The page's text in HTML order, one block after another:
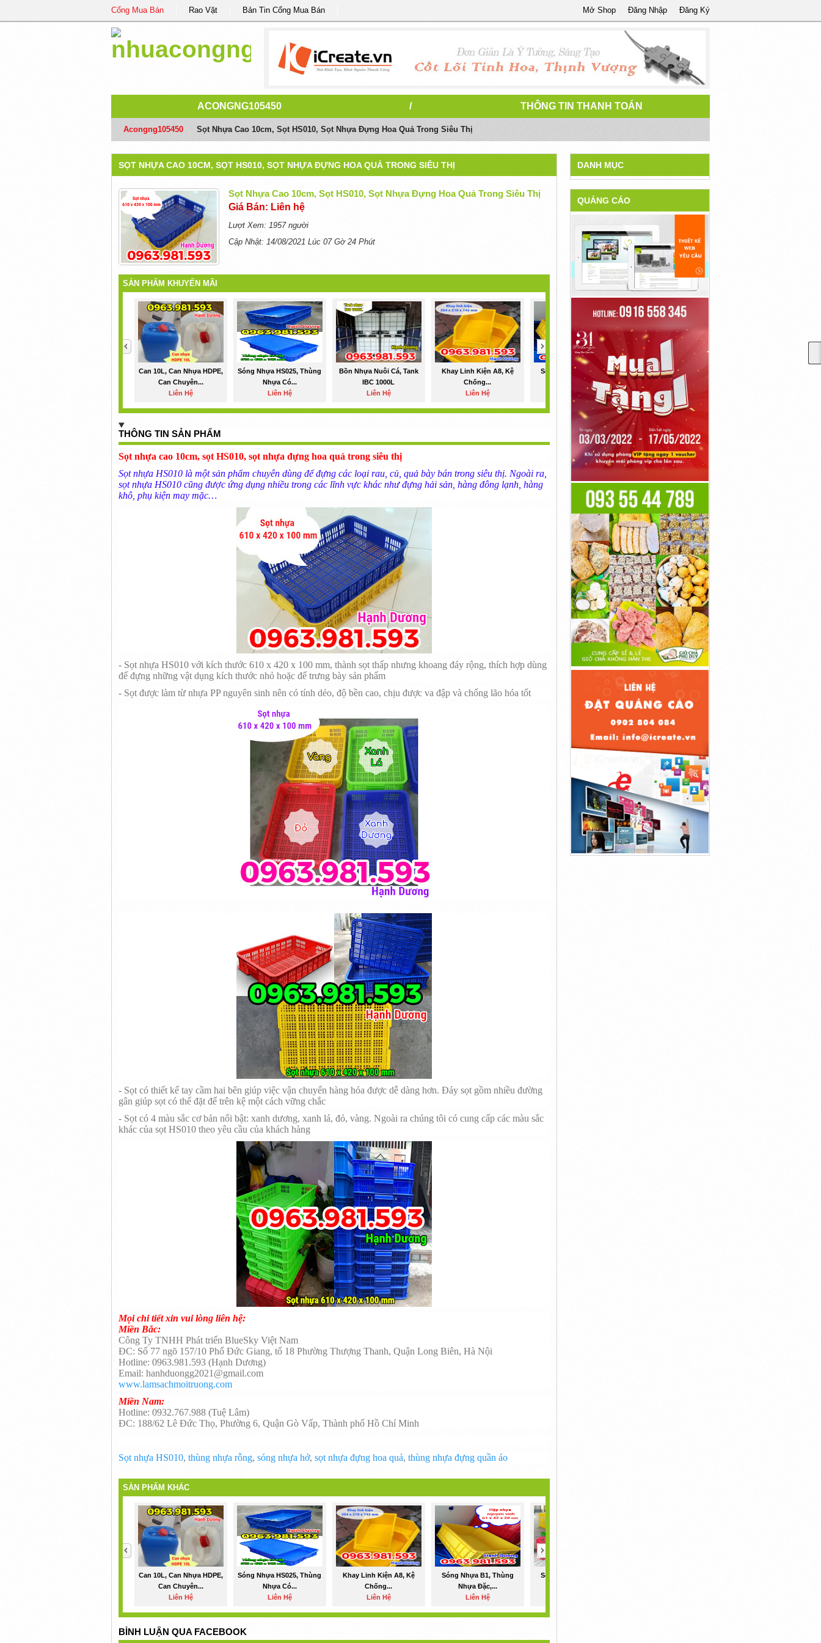
Cổng Mua Bán Rao Vặt Bản Tin Cổng Mua Bán Đăng Ký
Đăng Nhập
Mở Shop
ACONGNG105450 / THÔNG TIN THANH TOÁN
Acongng105450 Sọt Nhựa Cao 10cm, Sọt HS010, Sọt Nhựa Đựng Hoa Quả Trong Siêu Thị
SỌT NHỰA CAO 10CM, SỌT HS010, SỌT NHỰA ĐỰNG HOA QUẢ TRONG SIÊU THỊ
Sọt Nhựa Cao 10cm, Sọt HS010, Sọt Nhựa Đựng Hoa Quả Trong Siêu Thị
Giá Bán: Liên hệ
Lượt Xem: 1957 người
Cập Nhật: 14/08/2021 Lúc 07 Gờ 24 Phút
SẢN PHẨM KHUYẾN MÃI
Can 10L, Can Nhựa HDPE,
Can Chuyên...
Liên Hệ
Sóng Nhựa HS025, Thùng
Nhựa Có...
Liên Hệ
Bồn Nhựa Nuôi Cá, Tank
IBC 1000L
Liên Hệ
Khay Linh Kiện A8, Kệ
Chống...
Liên Hệ
Sóng Nhựa B1, Thùng
Nhựa Đặc,...
Liên Hệ
Phuy Sắt Nắp Kín, Phuy
Đựng...
Liên Hệ
>
THÔNG TIN SẢN PHẨM
Sọt nhựa cao 10cm, sọt HS010, sọt nhựa đựng hoa quả trong siêu thị
Sọt nhựa HS010 là một sản phẩm chuyên dùng để đựng các loại rau, củ, quả bày bán trong siêu thị. Ngoài ra,
sọt nhựa HS010 cũng được ứng dụng nhiều trong các lĩnh vực khác như đựng hải sản, hàng đông lạnh, hàng
khô, phụ kiện may mặc…
- Sọt nhựa HS010 với kích thước 610 x 420 x 100 mm, thành sọt thấp nhưng khoang đáy rộng, thích hợp dùng
để đựng những vật dụng kích thước nhỏ hoặc để trưng bày sản phẩm
- Sọt được làm từ nhựa PP nguyên sinh nên có tính dẻo, độ bền cao, chịu được va đập và chống lão hóa tốt
- Sọt có thiết kế tay cầm hai bên giúp việc vận chuyển hàng hóa được dễ dàng hơn. Đáy sọt gồm nhiều đường
gân giúp sọt có thể đặt để trên kệ một cách vững chắc
- Sọt có 4 màu sắc cơ bản nổi bật: xanh dương, xanh lá, đỏ, vàng. Ngoài ra chúng tôi có cung cấp các màu sắc
khác của sọt HS010 theo yêu cầu của khách hàng
Mọi chi tiết xin vui lòng liên hệ:
Miền Bắc:
Công Ty TNHH Phát triển BlueSky Việt Nam
ĐC: Số 77 ngõ 157/10 Phố Đức Giang, tổ 18 Phường Thượng Thanh, Quận Long Biên, Hà Nội
Hotline: 0963.981.593 (Hạnh Dương)
Email: hanhduongg2021@gmail.com
www.lamsachmoitruong.com
Miền Nam:
Hotline: 0932.767.988 (Tuệ Lâm)
ĐC: 188/62 Lê Đức Thọ, Phường 6, Quận Gò Vấp, Thành phố Hồ Chí Minh
Sọt nhựa HS010, thùng nhựa rỗng, sóng nhựa hở, sọt nhựa đựng hoa quả, thùng nhựa đựng quần áo
SẢN PHẨM KHÁC
Can 10L, Can Nhựa HDPE,
Can Chuyên...
Liên Hệ
Sóng Nhựa HS025, Thùng
Nhựa Có...
Liên Hệ
Khay Linh Kiện A8, Kệ
Chống...
Liên Hệ
Sóng Nhựa B1, Thùng
Nhựa Đặc,...
Liên Hệ
Sọt Nhựa Có Bánh Xe,
BÌNH LUẬN QUA FACEBOOK
DANH MỤC
QUẢNG CÁO